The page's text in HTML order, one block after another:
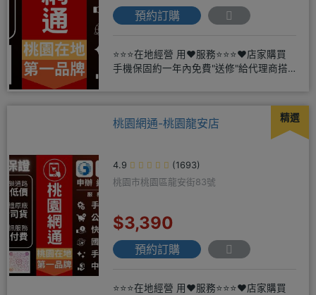
預約訂購
⭐⭐⭐在地經營 用❤️服務⭐⭐⭐❤️店家購買
手機保固約一年內免費"送修"給代理商搭
精選
桃園網通-桃園龍安店
4.9
(1693)
桃園市桃園區龍安街83號
$3,390
預約訂購
⭐⭐⭐在地經營 用❤️服務⭐⭐⭐❤️店家購買